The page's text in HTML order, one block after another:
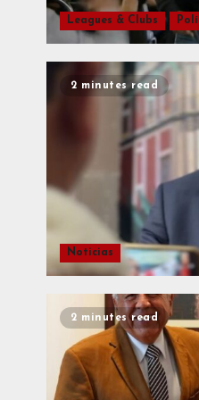
Leagues & Clubs
2 minutes read
Noticias
2 minutes read